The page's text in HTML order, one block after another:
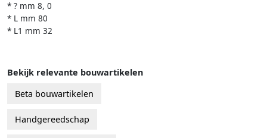
* ? mm 8, 0
* L mm 80
* L1 mm 32
Bekijk relevante bouwartikelen
Beta bouwartikelen
Handgereedschap